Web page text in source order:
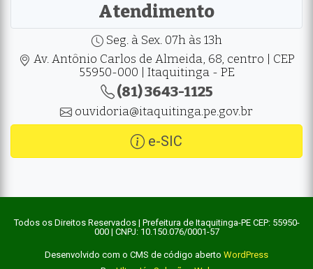
Atendimento
Seg. à Sex. 07h às 13h
Av. Antônio Carlos de Almeida, 68, centro | CEP
55950-000 | Itaquitinga - PE
(81) 3643-1125
ouvidoria@itaquitinga.pe.gov.br
e-SIC
Todos os Direitos Reservados | Prefeitura de Itaquitinga-PE CEP: 55950-
000 | CNPJ: 10.150.076/0001-57
Desenvolvido com o CMS de código aberto WordPress